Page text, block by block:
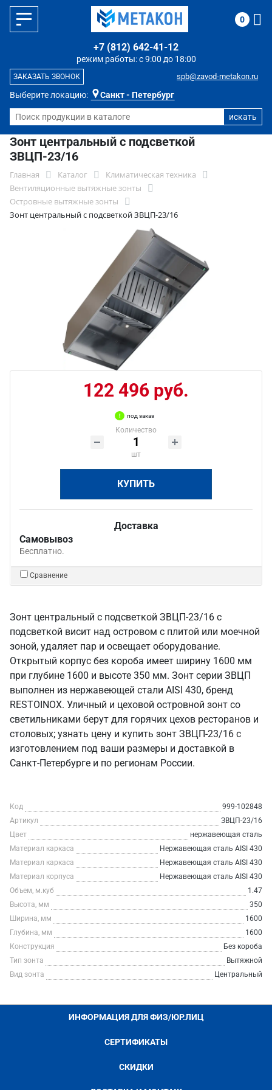
Выберите локацию: Санкт - Петербург
режим работы: с 9:00 до 18:00
+7 (812) 642-41-12
spb@zavod-metakon.ru
ЗАКАЗАТЬ ЗВОНОК
0
Зонт центральный с подсветкой
ЗВЦП-23/16
Главная Каталог
Климатическая техника
Вентиляционные вытяжные зонты
Островные вытяжные зонты
Зонт центральный с подсветкой ЗВЦП-23/16
122 496 руб.
под заказ
Количество
шт
КУПИТЬ
Доставка
Самовывоз
Бесплатно.
Сравнение
Зонт центральный с подсветкой ЗВЦП-23/16 с
подсветкой висит над островом с плитой или моечной
зоной, удаляет пар и освещает оборудование.
Открытый корпус без короба имеет ширину 1600 мм
при глубине 1600 и высоте 350 мм. Зонт серии ЗВЦП
выполнен из нержавеющей стали AISI 430, бренд
RESTOINOX. Уличный и цеховой островной зонт со
светильниками берут для горячих цехов ресторанов и
столовых; узнать цену и купить зонт ЗВЦП-23/16 с
изготовлением под ваши размеры и доставкой в
Санкт‑Петербурге и по регионам России.
Код
999-102848
Артикул
ЗВЦП-23/16
Цвет
нержавеющая сталь
Материал каркаса
Нержавеющая сталь AISI 430
Материал каркаса
Нержавеющая сталь AISI 430
Материал корпуса
Нержавеющая сталь AISI 430
Объем, м.куб
1.47
Высота, мм
350
Ширина, мм
1600
Глубина, мм
1600
Конструкция
Без короба
Тип зонта
Вытяжной
Вид зонта
Центральный
ИНФОРМАЦИЯ ДЛЯ ФИЗ/ЮР.ЛИЦ
СЕРТИФИКАТЫ
СКИДКИ